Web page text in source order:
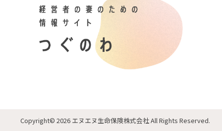
Copyright© 2026 エヌエヌ生命保険株式会社All Rights Reserved.